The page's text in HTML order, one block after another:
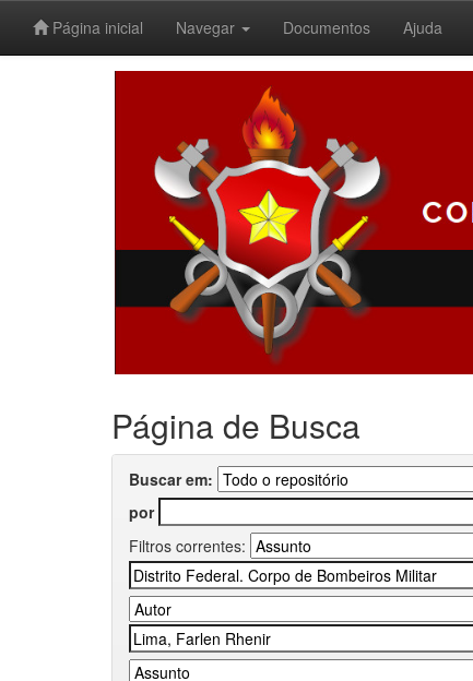
Página inicial Navegar Documentos Ajuda
Página de Busca
Buscar em:
por
Filtros correntes: